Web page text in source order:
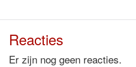
Reacties
Er zijn nog geen reacties.